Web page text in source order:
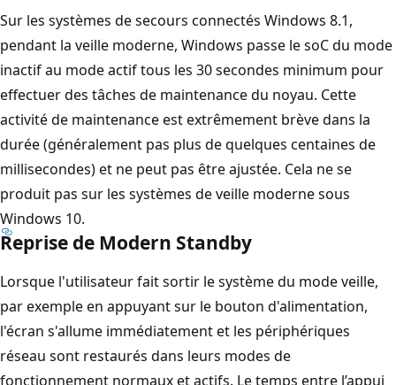
Sur les systèmes de secours connectés Windows 8.1,
pendant la veille moderne, Windows passe le soC du mode
inactif au mode actif tous les 30 secondes minimum pour
effectuer des tâches de maintenance du noyau. Cette
activité de maintenance est extrêmement brève dans la
durée (généralement pas plus de quelques centaines de
millisecondes) et ne peut pas être ajustée. Cela ne se
produit pas sur les systèmes de veille moderne sous
Windows 10.
Reprise de Modern Standby
Lorsque l'utilisateur fait sortir le système du mode veille,
par exemple en appuyant sur le bouton d'alimentation,
l'écran s'allume immédiatement et les périphériques
réseau sont restaurés dans leurs modes de
fonctionnement normaux et actifs. Le temps entre l’appui